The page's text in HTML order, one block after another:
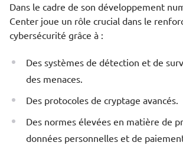
Dans le cadre de son développement
Center joue un rôle crucial dans le
cybersécurité grâce à :
Des systèmes de détection et de
des menaces.
Des protocoles de cryptage avancés.
Des normes élevées en matière de
données personnelles et de